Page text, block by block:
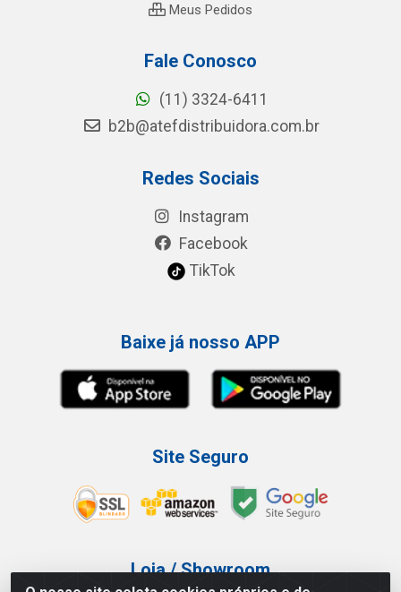
Meus Pedidos
Fale Conosco
(11) 3324-6411
b2b@atefdistribuidora.com.br
Redes Sociais
Instagram
Facebook
TikTok
Baixe já nosso APP
Site Seguro
Loja / Showroom